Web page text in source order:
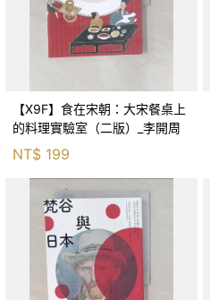
【X9F】食在宋朝：大宋餐桌上
的料理實驗室（二版）_李開周
NT$ 199